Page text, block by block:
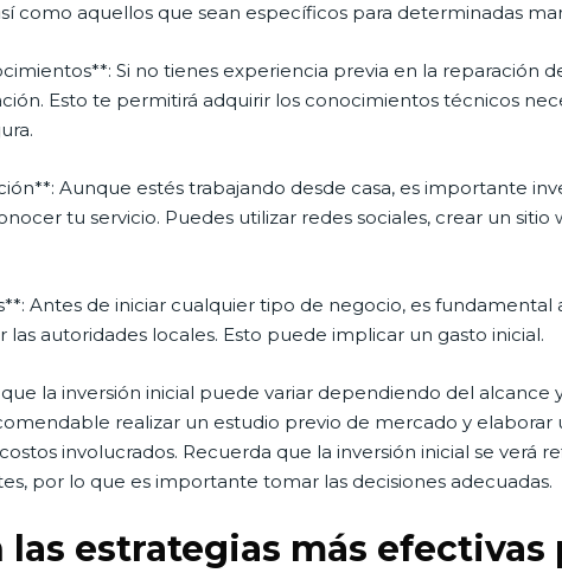
como aquellos que sean específicos para determinadas
Si no tienes experiencia previa en la reparación
Esto te permitirá adquirir los conocimientos técnicos
Aunque estés trabajando desde casa, es importante
tu servicio. Puedes utilizar redes sociales, crear un
Antes de iniciar cualquier tipo de negocio, es
autoridades locales. Esto puede implicar un gasto inicial.
la inversión inicial puede variar dependiendo del alcance
realizar un estudio previo de mercado y
involucrados. Recuerda que la inversión inicial se verá
por lo que es importante tomar las decisiones adecuadas.
las estrategias más